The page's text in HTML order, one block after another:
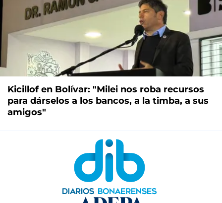
Kicillof en Bolívar: "Milei nos roba recursos
para dárselos a los bancos, a la timba, a sus
amigos"